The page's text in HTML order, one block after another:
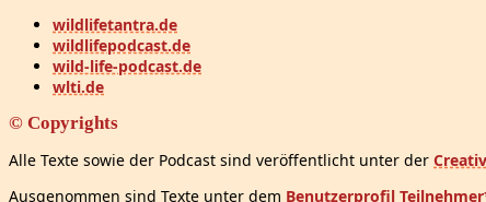
wildlifetantra.de
wildlifepodcast.de
wild-life-podcast.de
wlti.de
© Copyrights
Alle Texte sowie der Podcast sind veröffentlicht unter der
Ausgenommen sind Texte unter dem Benutzerprofil